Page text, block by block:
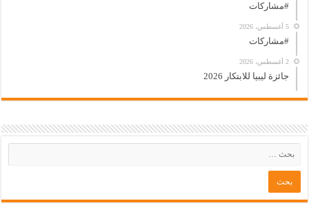
#مشاركات
5 أغسطس، 2026
#مشاركات
2 أغسطس، 2026
جائزة ليبيا للابتكار 2026